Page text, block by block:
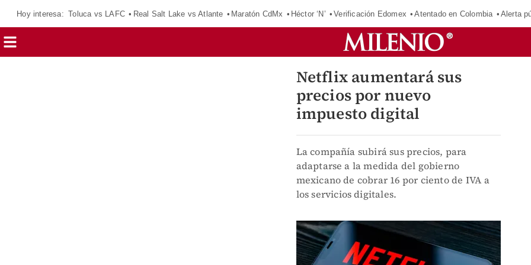
Hoy interesa: Toluca vs LAFC Real Salt Lake vs Atlante Maratón CdMx Héctor ‘N’ Verificación Edomex Atentado en Colombia Alerta
Netflix aumentará sus
precios por nuevo
impuesto digital
La compañía subirá sus precios, para
adaptarse a la medida del gobierno
mexicano de cobrar 16 por ciento de IVA a
los servicios digitales.